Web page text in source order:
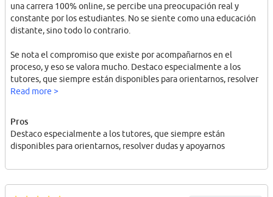
una carrera 100% online, se percibe una preocupación real y
constante por los estudiantes. No se siente como una educación
distante, sino todo lo contrario.
Se nota el compromiso que existe por acompañarnos en el
proceso, y eso se valora mucho. Destaco especialmente a los
tutores, que siempre están disponibles para orientarnos, resolver
dudas y apoyarnos cuando lo necesitamos. Esa cercanía, incluso a
carrera.
Read more >
Pros
Destaco especialmente a los tutores, que siempre están
disponibles para orientarnos, resolver dudas y apoyarnos